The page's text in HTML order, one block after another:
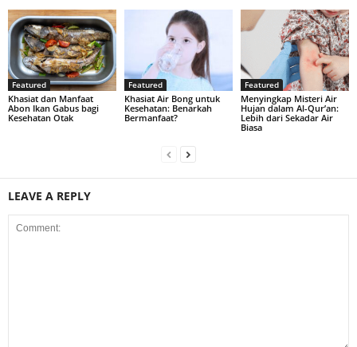
Featured
Khasiat dan Manfaat
Abon Ikan Gabus bagi
Kesehatan Otak
Featured
Khasiat Air Bong untuk
Kesehatan: Benarkah
Bermanfaat?
Featured
Menyingkap Misteri Air
Hujan dalam Al-Qur’an:
Lebih dari Sekadar Air
Biasa
LEAVE A REPLY